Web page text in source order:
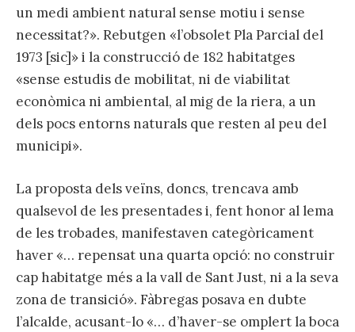
un medi ambient natural sense motiu i sense
necessitat?». Rebutgen «l’obsolet Pla Parcial del
1973 [sic]» i la construcció de 182 habitatges
«sense estudis de mobilitat, ni de viabilitat
econòmica ni ambiental, al mig de la riera, a un
dels pocs entorns naturals que resten al peu del
municipi».
La proposta dels veïns, doncs, trencava amb
qualsevol de les presentades i, fent honor al lema
de les trobades, manifestaven categòricament
haver «… repensat una quarta opció: no construir
cap habitatge més a la vall de Sant Just, ni a la seva
zona de transició». Fàbregas posava en dubte
l’alcalde, acusant-lo «… d’haver-se omplert la boca